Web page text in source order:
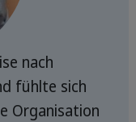
nach
fühlte sich
Organisation